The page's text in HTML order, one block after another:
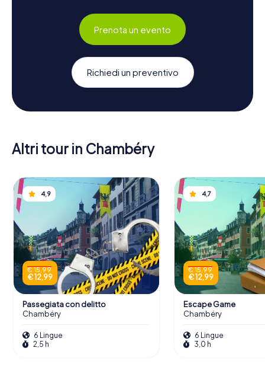
Prenota un evento
Richiedi un preventivo
Altri tour in Chambéry
4,9
€ 15,99
€ 12,99
Passegiata con delitto
Chambéry
6 Lingue
2,5 h
4,7
€ 15,99
€ 12,99
Escape Game
Chambéry
6 Lingue
3,0 h